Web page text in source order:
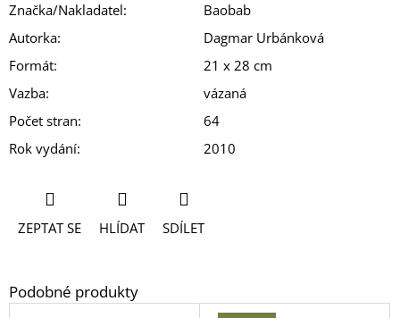
Značka/Nakladatel:
Baobab
Autorka:
Dagmar Urbánková
Formát:
21 x 28 cm
Vazba:
vázaná
Počet stran:
64
Rok vydání: 2010
ZEPTAT SE HLÍDAT SDÍLET